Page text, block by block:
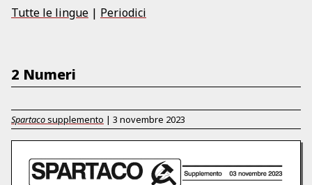
Tutte le lingue | Periodici
2 Numeri
Spartaco supplemento | 3 novembre 2023